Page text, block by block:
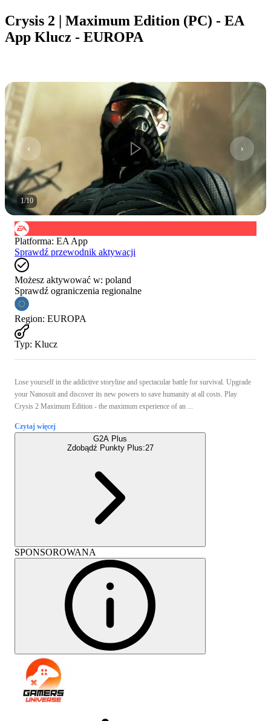
Crysis 2 | Maximum Edition (PC) - EA
App Klucz - EUROPA
1/10
Platforma: EA App
Sprawdź przewodnik aktywacji
Możesz aktywować w: poland
Sprawdź ograniczenia regionalne
Region: EUROPA
Typ: Klucz
Lose yourself in the addictive storyline and spectacular battle for survival. Upgrade
your Nanosuit and discover its new powers to save humanity at all costs. Play
Crysis 2 Maximum Edition - the maximum experience of an ...
Czytaj więcej
G2A Plus
Zdobądź Punkty Plus:27
SPONSOROWANA